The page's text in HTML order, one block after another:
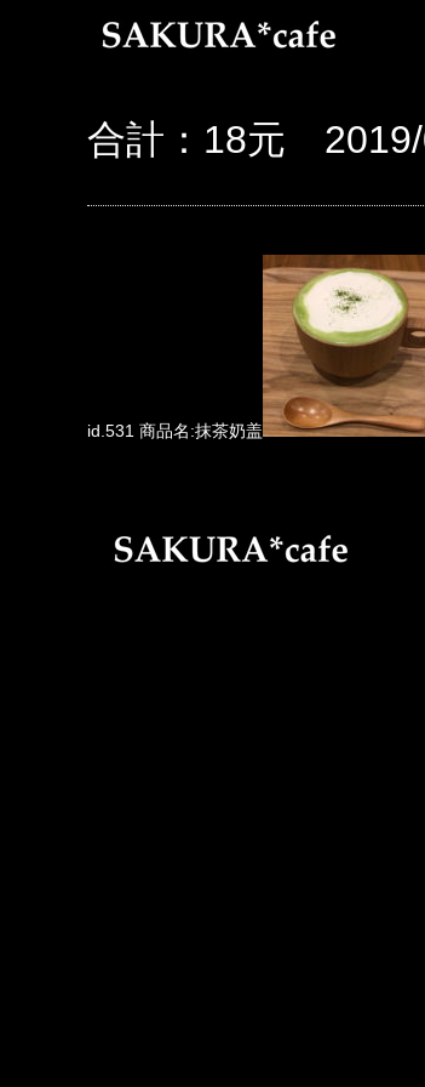
合計：18元 2019/
id.531 商品名:抹茶奶盖